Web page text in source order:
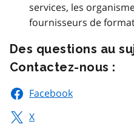
services, les
fournisseurs de
Des questions au
Contactez-nous :
Facebook
X